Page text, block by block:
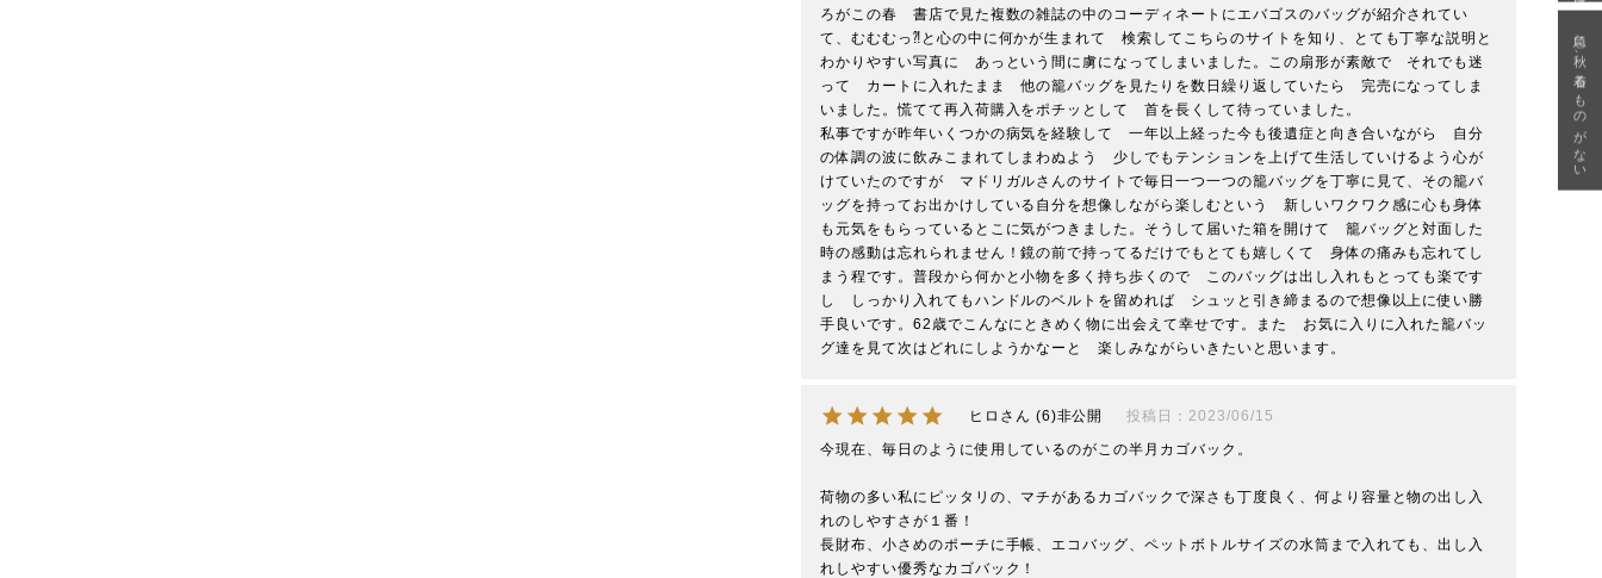
ろがこの春　書店で見た複数の雑誌の中のコーディネートにエバゴスのバッグが紹介されてい
て、むむむっ⁈と心の中に何かが生まれて　検索してこちらのサイトを知り、とても丁寧な説明と
わかりやすい写真に　あっという間に虜になってしまいました。この扇形が素敵で　それでも迷
って　カートに入れたまま　他の籠バッグを見たりを数日繰り返していたら　完売になってしま
いました。慌てて再入荷購入をポチッとして　首を長くして待っていました。
私事ですが昨年いくつかの病気を経験して　一年以上経った今も後遺症と向き合いながら　自分
の体調の波に飲みこまれてしまわぬよう　少しでもテンションを上げて生活していけるよう心が
けていたのですが　マドリガルさんのサイトで毎日一つ一つの籠バッグを丁寧に見て、その籠バ
ッグを持ってお出かけしている自分を想像しながら楽しむという　新しいワクワク感に心も身体
も元気をもらっているとこに気がつきました。そうして届いた箱を開けて　籠バッグと対面した
時の感動は忘れられません！鏡の前で持ってるだけでもとても嬉しくて　身体の痛みも忘れてし
まう程です。普段から何かと小物を多く持ち歩くので　このバッグは出し入れもとっても楽です
し　しっかり入れてもハンドルのベルトを留めれば　シュッと引き締まるので想像以上に使い勝
手良いです。62歳でこんなにときめく物に出会えて幸せです。また　お気に入りに入れた籠バッ
グ達を見て次はどれにしようかなーと　楽しみながらいきたいと思います。
ヒロ 6 非公開 投稿日
2023/06/15
今現在、毎日のように使用しているのがこの半月カゴバック。
荷物の多い私にピッタリの、マチがあるカゴバックで深さも丁度良く、何より容量と物の出し入
れのしやすさが１番！
長財布、小さめのポーチに手帳、エコバッグ、ペットボトルサイズの水筒まで入れても、出し入
れしやすい優秀なカゴバック！
急に秋、着るものがない